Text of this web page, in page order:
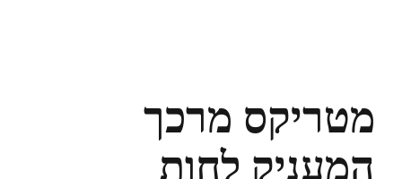
מטריקס מרכך
המעניק לחות